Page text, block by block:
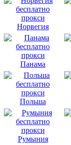
Норвегия
Панама
Польша
Румыния